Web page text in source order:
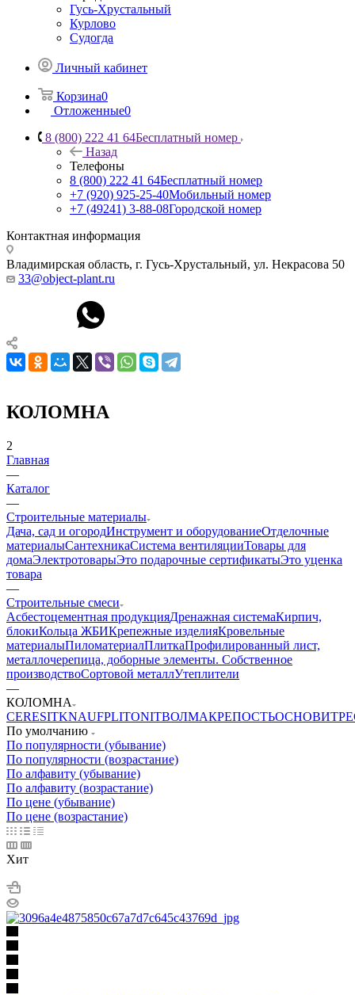
Гусь-Хрустальный
Курлово
Судогда
Личный кабинет
Корзина0
Отложенные0
8 (800) 222 41 64Бесплатный номер
Назад
Телефоны
8 (800) 222 41 64Бесплатный номер
+7 (920) 925-25-40Мобильный номер
+7 (49241) 3-88-08Городской номер
Контактная информация
Владимирская область, г. Гусь-Хрустальный, ул. Некрасова 50
33@object-plant.ru
КОЛОМНА
2
Главная
—
Каталог
—
Строительные материалы
Дача, сад и огородИнструмент и оборудованиеОтделочные
материалыСантехникаСистема вентиляцииТовары для
домаЭлектротоварыЭто подарочные сертификатыЭто уценка
товара
—
Строительные смеси
Асбестоцементная продукцияДренажная системаКирпич,
блокиКольца ЖБИКрепежные изделияКровельные
материалыПиломатериалПлиткаПрофилированный лист,
металлочерепица, доборные элементы. Собственное
производствоСортовой металлУтеплители
—
КОЛОМНА
CERESITKNAUFPLITONITВОЛМАКРЕПОСТЬОСНОВИТ
По умолчанию
По популярности (убывание)
По популярности (возрастание)
По алфавиту (убывание)
По алфавиту (возрастание)
По цене (убывание)
По цене (возрастание)
Хит